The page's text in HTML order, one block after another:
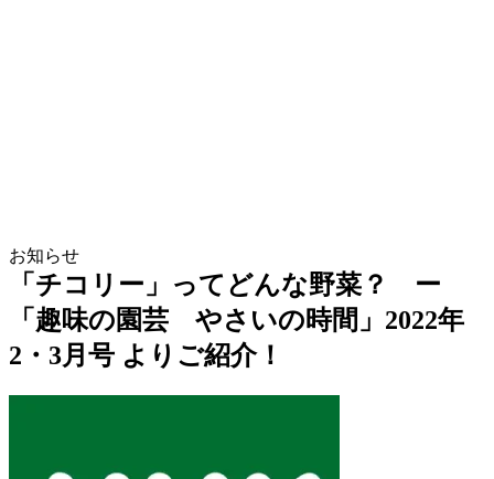
お知らせ
「チコリー」ってどんな野菜？ ー
「趣味の園芸 やさいの時間」2022年
2・3月号 よりご紹介！